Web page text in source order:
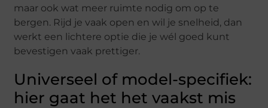
maar ook wat meer ruimte nodig om op te
bergen. Rijd je vaak open en wil je snelheid, dan
werkt een lichtere optie die je wél goed kunt
bevestigen vaak prettiger.
Universeel of model-specifiek:
hier gaat het het vaakst mis